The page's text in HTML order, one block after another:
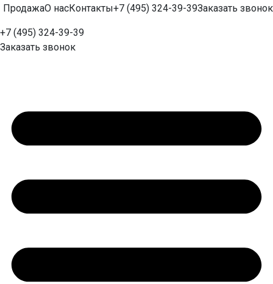
ПродажаО насКонтакты+7 (495) 324-39-39Заказать звонок
+7 (495) 324-39-39
Заказать звонок